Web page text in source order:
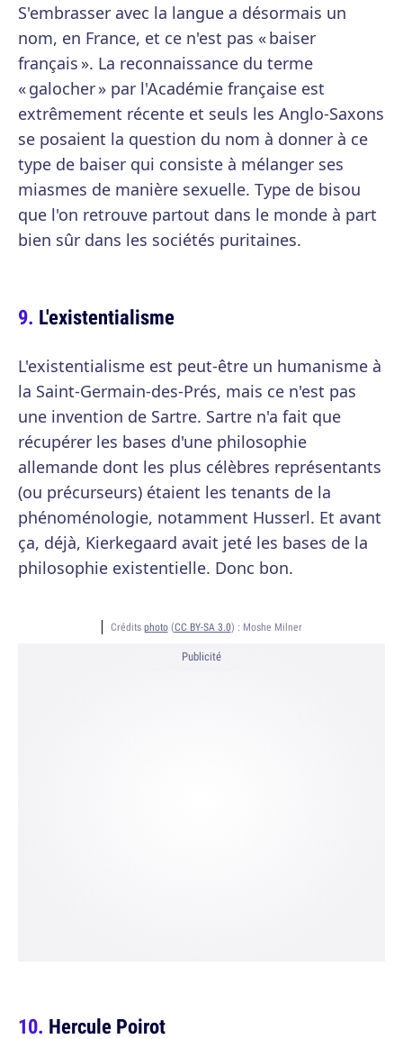
S'embrasser avec la langue a désormais un
nom, en France, et ce n'est pas « baiser
français ». La reconnaissance du terme
« galocher » par l'Académie française est
extrêmement récente et seuls les Anglo-Saxons
se posaient la question du nom à donner à ce
type de baiser qui consiste à mélanger ses
miasmes de manière sexuelle. Type de bisou
que l'on retrouve partout dans le monde à part
bien sûr dans les sociétés puritaines.
L'existentialisme
L'existentialisme est peut-être un humanisme à
la Saint-Germain-des-Prés, mais ce n'est pas
une invention de Sartre. Sartre n'a fait que
récupérer les bases d'une philosophie
allemande dont les plus célèbres représentants
(ou précurseurs) étaient les tenants de la
phénoménologie, notamment Husserl. Et avant
ça, déjà, Kierkegaard avait jeté les bases de la
philosophie existentielle. Donc bon.
Crédits photo(CC BY-SA 3.0) : Moshe Milner
Publicité
Hercule Poirot